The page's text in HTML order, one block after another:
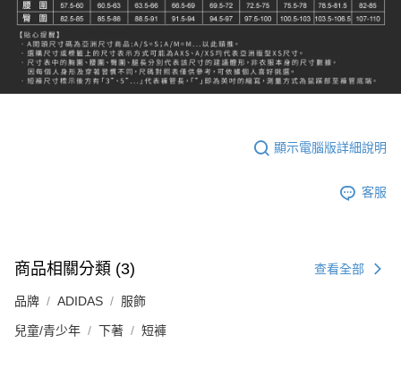
顯示電腦版詳細說明
客服
商品相關分類 (3) 查看全部
品牌 ADIDAS 服飾
兒童/青少年 下著 短褲